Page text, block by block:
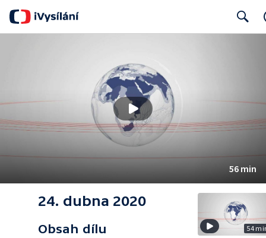
56 min
24. dubna 2020
Obsah dílu
54